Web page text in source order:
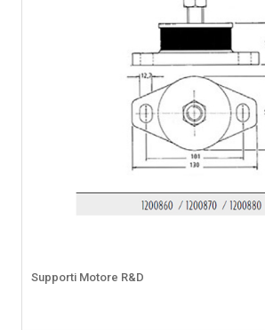
Supporti Motore R&D